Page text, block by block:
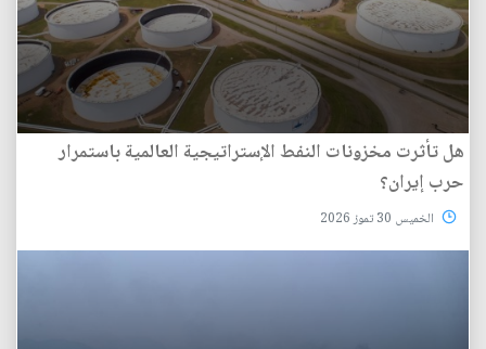
هل تأثرت مخزونات النفط الإستراتيجية العالمية باستمرار
حرب إيران؟
الخميس 30 تموز 2026